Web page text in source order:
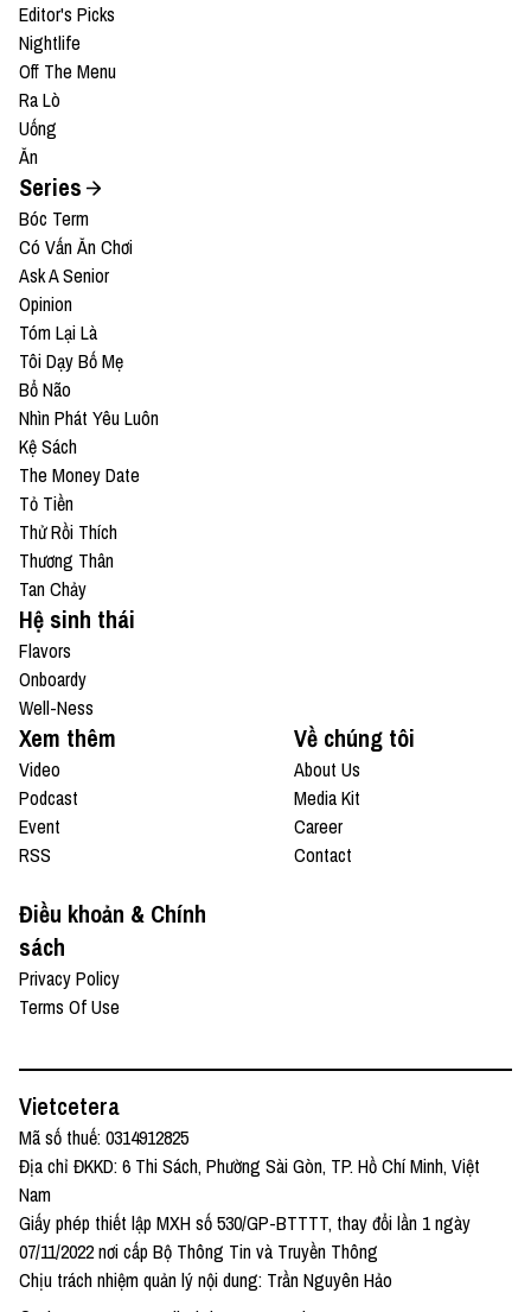
Editor's Picks
Nightlife
Off The Menu
Ra Lò
Uống
Ăn
Series
Bóc Term
Có Vấn Ăn Chơi
Ask A Senior
Opinion
Tóm Lại Là
Tôi Dạy Bố Mẹ
Bổ Não
Nhìn Phát Yêu Luôn
Kệ Sách
The Money Date
Tỏ Tiền
Thử Rồi Thích
Thương Thân
Tan Chảy
Hệ sinh thái
Flavors
Onboardy
Well-Ness
Xem thêm
Video
Podcast
Event
RSS
Về chúng tôi
About Us
Media Kit
Career
Contact
Điều khoản & Chính
sách
Privacy Policy
Terms Of Use
Vietcetera
Mã số thuế: 0314912825
Địa chỉ ĐKKD: 6 Thi Sách, Phường Sài Gòn, TP. Hồ Chí Minh, Việt
Nam
Giấy phép thiết lập MXH số 530/GP-BTTTT, thay đổi lần 1 ngày
07/11/2022 nơi cấp Bộ Thông Tin và Truyền Thông
Chịu trách nhiệm quản lý nội dung: Trần Nguyên Hảo